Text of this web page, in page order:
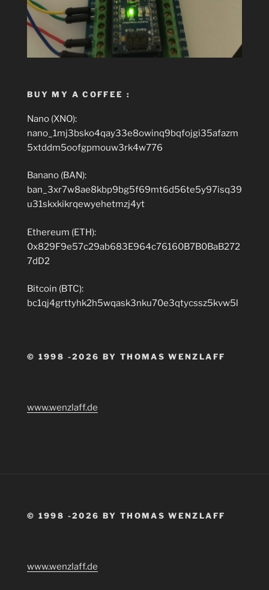
BUY MY A COFFEE :
Nano (XNO):
nano_1mj3bsko4qay33e8owinq9bqfojgi35afazm
5xtddm5oofgpmouw3rk4w776
Banano (BAN):
ban_3xr7w8ae8kbp9bg5f69mt6d56te5y97isq39
u31skxkikrqewyehetmzj4yt
Ethereum (ETH):
0x829F9e57c29ab683E964c76160B7B0BaB272
7dD2
Bitcoin (BTC):
bc1qj4grttyhk2h5wqask3nku70e3qtycssz5kvw5l
© 1998 -2026 BY THOMAS WENZLAFF
www.wenzlaff.de
© 1998 -2026 BY THOMAS WENZLAFF
www.wenzlaff.de